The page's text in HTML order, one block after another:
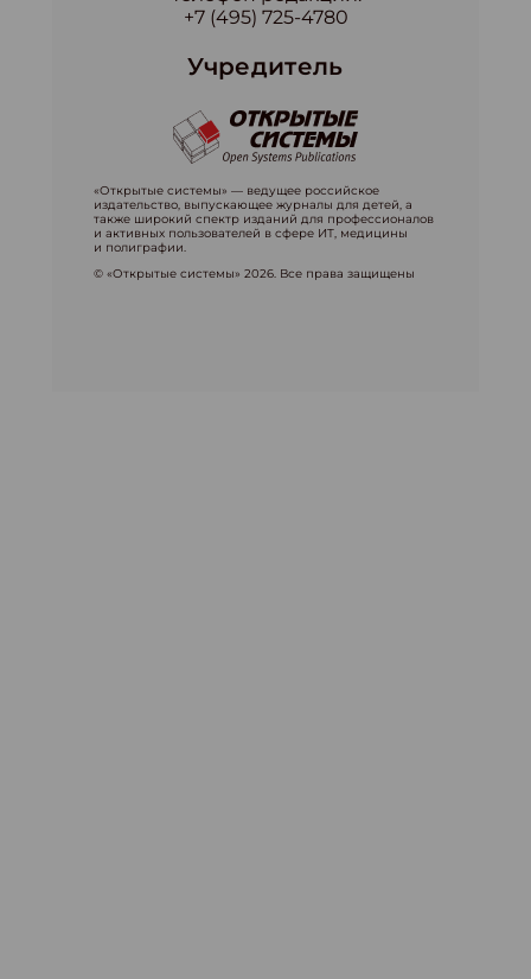
+7 (495) 725-4780
Учредитель
«Открытые системы» — ведущее российское
издательство, выпускающее журналы для детей, а
также широкий спектр изданий для профессионалов
и активных пользователей в сфере ИТ, медицины
и полиграфии.
© «Открытые системы» 2026. Все права защищены